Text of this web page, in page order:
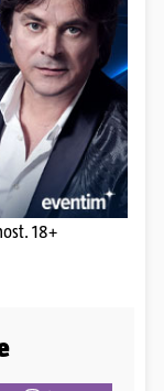
18+